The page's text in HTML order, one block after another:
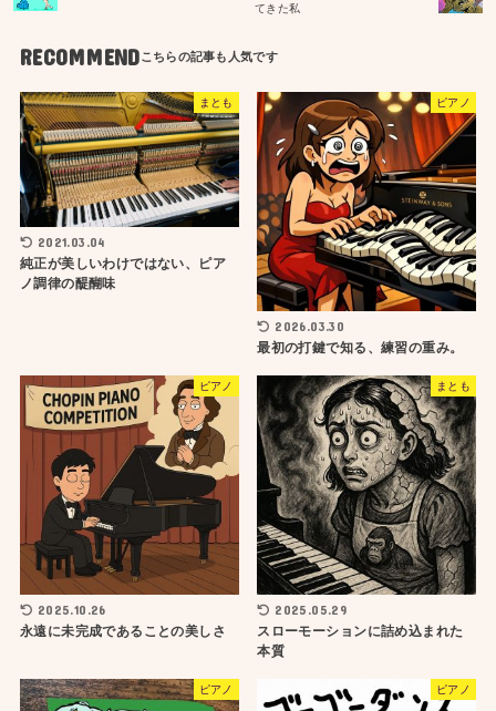
てきた私
RECOMMEND
まとも
2021.03.04
純正が美しいわけではない、ピア
ノ調律の醍醐味
ピアノ
2026.03.30
最初の打鍵で知る、練習の重み。
ピアノ
2025.10.26
永遠に未完成であることの美しさ
まとも
2025.05.29
スローモーションに詰め込まれた
本質
ピアノ ピアノ